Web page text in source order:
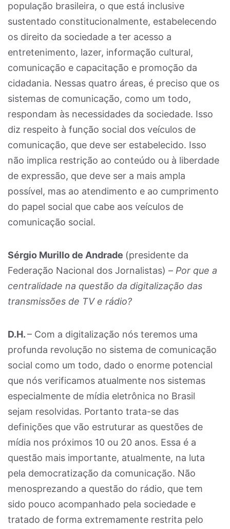
população brasileira, o que está inclusive
sustentado constitucionalmente, estabelecendo
os direito da sociedade a ter acesso a
entretenimento, lazer, informação cultural,
comunicação e capacitação e promoção da
cidadania. Nessas quatro áreas, é preciso que os
sistemas de comunicação, como um todo,
respondam às necessidades da sociedade. Isso
diz respeito à função social dos veículos de
comunicação, que deve ser estabelecido. Isso
não implica restrição ao conteúdo ou à liberdade
de expressão, que deve ser a mais ampla
possível, mas ao atendimento e ao cumprimento
do papel social que cabe aos veículos de
comunicação social.
Sérgio Murillo de Andrade (presidente da
Federação Nacional dos Jornalistas) – Por que a
centralidade na questão da digitalização das
transmissões de TV e rádio?
D.H.– Com a digitalização nós teremos uma
profunda revolução no sistema de comunicação
social como um todo, dado o enorme potencial
que nós verificamos atualmente nos sistemas
especialmente de mídia eletrônica no Brasil
sejam resolvidas. Portanto trata-se das
definições que vão estruturar as questões de
mídia nos próximos 10 ou 20 anos. Essa é a
questão mais importante, atualmente, na luta
pela democratização da comunicação. Não
menosprezando a questão do rádio, que tem
sido pouco acompanhado pela sociedade e
tratado de forma extremamente restrita pelo